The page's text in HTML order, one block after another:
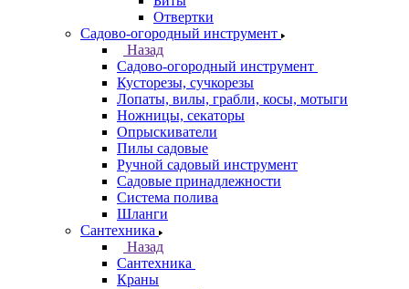
Отвертки
Садово-огородный инструмент
Назад
Садово-огородный инструмент
Кусторезы, сучкорезы
Лопаты, вилы, грабли, косы, мотыги
Ножницы, секаторы
Опрыскиватели
Пилы садовые
Ручной садовый инструмент
Садовые принадлежности
Система полива
Шланги
Сантехника
Назад
Сантехника
Краны